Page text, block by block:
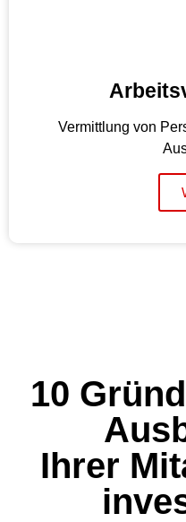
Vermittlung von
10
Ihrer